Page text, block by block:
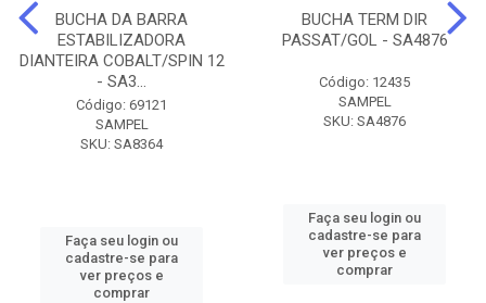
BUCHA DA BARRA
ESTABILIZADORA
DIANTEIRA COBALT/SPIN 12
- SA3...
Código: 69121
SAMPEL
SKU: SA8364
Faça seu login ou
cadastre-se para
ver preços e
comprar
BUCHA TERM DIR
PASSAT/GOL - SA4876
Código: 12435
SAMPEL
SKU: SA4876
Faça seu login ou
cadastre-se para
ver preços e
comprar